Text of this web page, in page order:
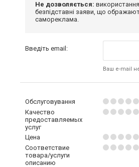
Не дозволяється:
безпідставні заяви, що
самореклама.
Введіть email:
Ваш e-mail
Обслуговування
Качество
предоставляемых
услуг
Цена
Соответствие
товара/услуги
описанию